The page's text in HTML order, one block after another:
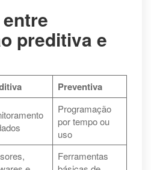
preditiva e
Preventiva
Programação
por tempo ou
uso
Ferramentas